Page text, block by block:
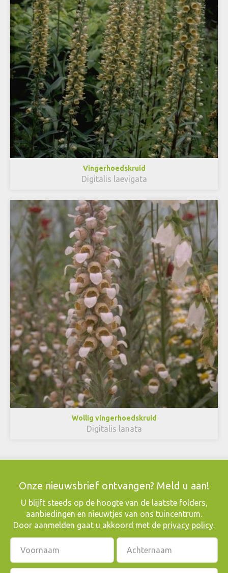
Vingerhoedskruid
Digitalis laevigata
Wollig vingerhoedskruid
Digitalis lanata
Onze nieuwsbrief ontvangen? Meld u aan!
​U blijft steeds op de hoogte van de laatste folders,
aanbiedingen en nieuwtjes van ons tuincentrum.
Door aanmelden gaat u akkoord met de privacy policy.